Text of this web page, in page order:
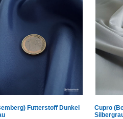
Futterstoff Dunkel
Cupro